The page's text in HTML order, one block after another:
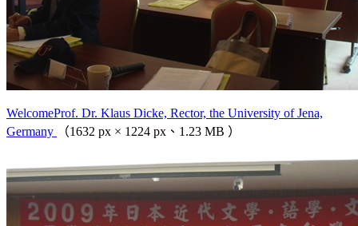
WelcomeProf. Dr. Klaus Dicke, Rector, the University of Jena,
Germany
（1632 px × 1224 px、1.23 MB ）